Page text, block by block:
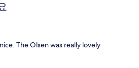
The Olsen was really lovely